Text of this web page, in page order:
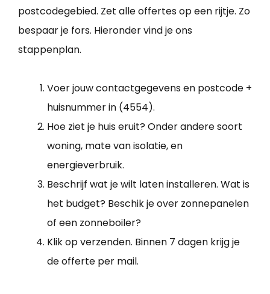
postcodegebied. Zet alle offertes op een rijtje. Zo
bespaar je fors. Hieronder vind je ons
stappenplan.
Voer jouw contactgegevens en postcode +
huisnummer in (4554).
Hoe ziet je huis eruit? Onder andere soort
woning, mate van isolatie, en
energieverbruik.
Beschrijf wat je wilt laten installeren. Wat is
het budget? Beschik je over zonnepanelen
of een zonneboiler?
Klik op verzenden. Binnen 7 dagen krijg je
de offerte per mail.